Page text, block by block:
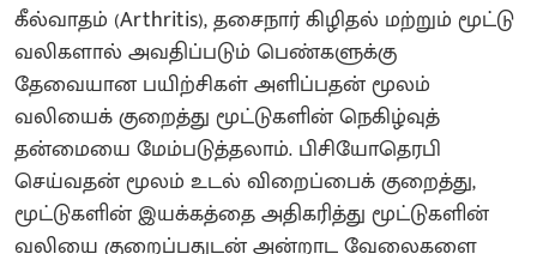
கீல்வாதம் (Arthritis), தசைநார் கிழிதல் மற்றும் மூட்டு
வலிகளால் அவதிப்படும் பெண்களுக்கு
தேவையான பயிற்சிகள் அளிப்பதன் மூலம்
வலியைக் குறைத்து மூட்டுகளின் நெகிழ்வுத்
தன்மையை மேம்படுத்தலாம். பிசியோதெரபி
செய்வதன் மூலம் உடல் விறைப்பைக் குறைத்து,
மூட்டுகளின் இயக்கத்தை அதிகரித்து மூட்டுகளின்
வலியை குறைப்பதுடன் அன்றாட வேலைகளை